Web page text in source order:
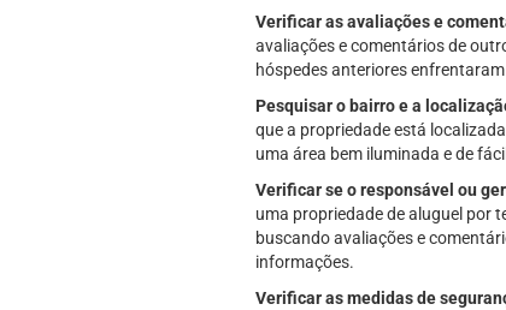
Verificar as avaliações e
avaliações e comentários de
hóspedes anteriores
Pesquisar o bairro e a
que a propriedade está
uma área bem iluminada e de
Verificar se o responsável ou
uma propriedade de aluguel por
buscando avaliações e
informações.
Verificar as medidas de